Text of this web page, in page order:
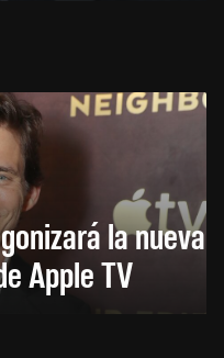
la nueva
Apple TV